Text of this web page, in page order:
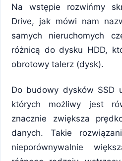
Na wstępie rozwińmy
Drive, jak mówi nam
samych nieruchomych
różnicą do dysku HDD,
obrotowy talerz (dysk).
Do budowy dysków SSD
których możliwy jest
znacznie zwiększa
danych. Takie
nieporównywalnie